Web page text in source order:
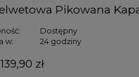
Pikowana
Dostępny
w:
24 godziny
139,90 zł